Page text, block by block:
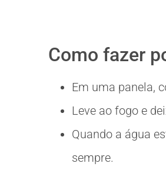
Como fazer
Em uma panela,
Leve ao fogo e
Quando a água
sempre.